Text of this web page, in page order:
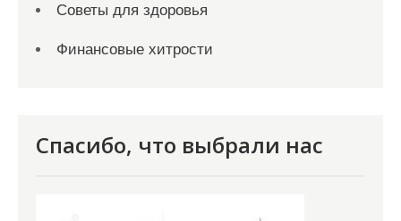
Советы для здоровья
Финансовые хитрости
Спасибо, что выбрали нас